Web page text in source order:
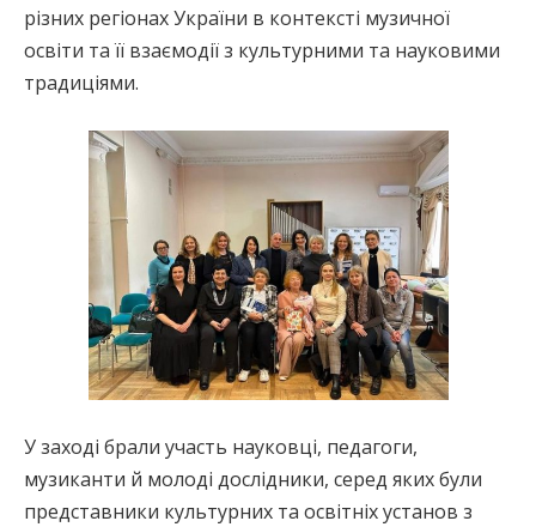
різних регіонах України в контексті музичної
освіти та її взаємодії з культурними та науковими
традиціями.
У заході брали участь науковці, педагоги,
музиканти й молоді дослідники, серед яких були
представники культурних та освітніх установ з